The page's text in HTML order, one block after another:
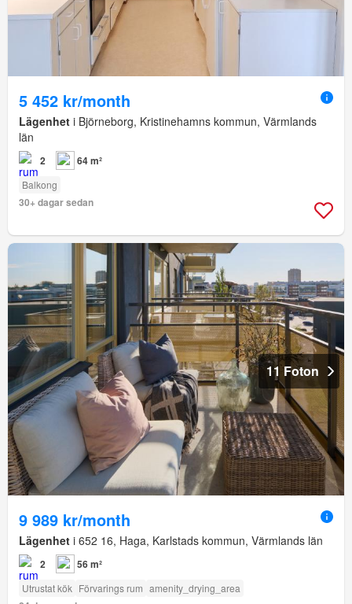
5 452 kr/month
Lägenhet i Björneborg, Kristinehamns kommun, Värmlands
län
2 64 m²
Balkong
30+ dagar sedan
11 Foton
9 989 kr/month
Lägenhet i 652 16, Haga, Karlstads kommun, Värmlands län
2 56 m²
Utrustat kök Förvarings rum amenity_drying_area